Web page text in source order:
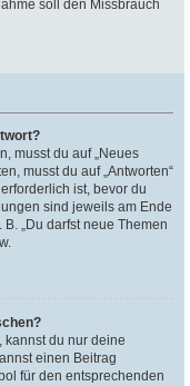
soll den Missbrauch
musst du auf „Neues
musst du auf „Antworten“
ist, bevor du
sind jeweils am Ende
„Du darfst neue Themen
kannst du nur deine
einen Beitrag
für den entsprechenden